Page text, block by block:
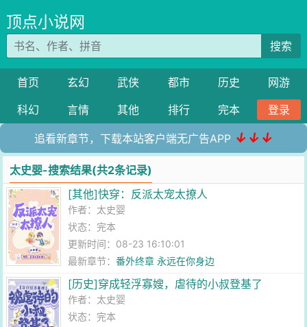
顶点小说网
搜索
首页 玄幻 武侠 都市 历史
网游
科幻
言情 其他 排行 完本 登录
追看新章节，下载本站客户端无广告APP ↓↓↓
太史婴-搜索结果(共2条记录)
[其他]快穿：反派太宠太撩人
作者： 太史婴
状态：完本
更新时间：08-23 16:10:01
最新章节：番外终章 永远在你身边
[历史]穿成轻浮寡嫂，虐待的小叔登基了
作者： 太史婴
状态：完本